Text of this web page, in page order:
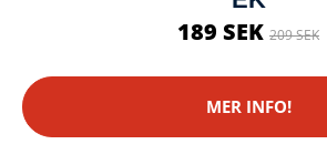
189 SEK 209 SEK
MER INFO!